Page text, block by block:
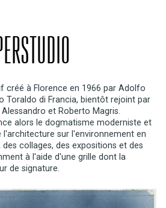
créé à Florence en 1966 par Adolfo
Toraldo di Francia, bientôt rejoint par
et Roberto Magris.
alors le dogmatisme moderniste et
l'architecture sur l'environnement en
collages, des expositions et des
à l'aide d'une grille dont la
de signature.